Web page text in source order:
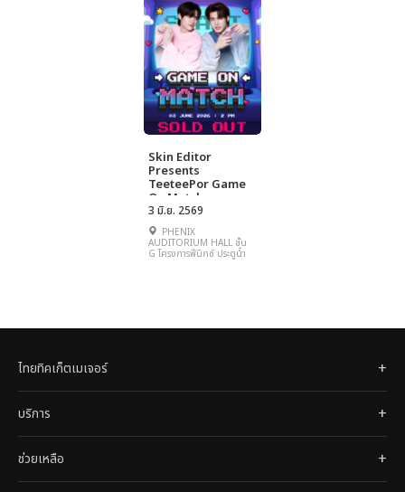
Skin Editor
Presents
TeeteePor Game
On Match
3 มิ.ย. 2569
PHENIX
AUDITORIUM HALL ชั้น
G โครงการฟีนิกซ์ ประตูน้ำ
ไทยทิคเก็ตเมเจอร์
บริการ
ช่วยเหลือ